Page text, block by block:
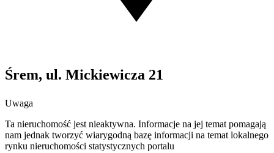
Śrem, ul. Mickiewicza 21
Uwaga
Ta nieruchomość jest nieaktywna. Informacje na jej temat pomagają
nam jednak tworzyć wiarygodną bazę informacji na temat lokalnego
rynku nieruchomości statystycznych portalu